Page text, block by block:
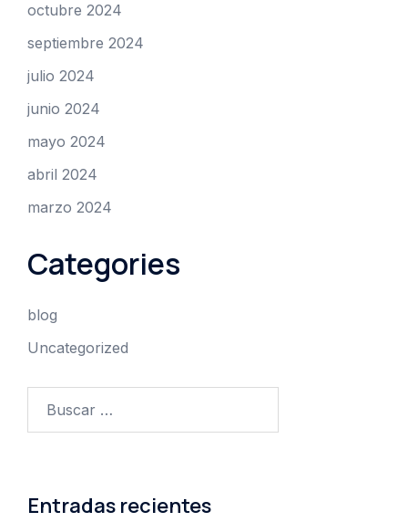
octubre 2024
septiembre 2024
julio 2024
junio 2024
mayo 2024
abril 2024
marzo 2024
Categories
blog
Uncategorized
Entradas recientes